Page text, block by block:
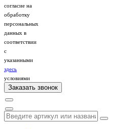
согласие на
обработку
персональных
данных в
соответствии
с
указанными
здесь
условиями